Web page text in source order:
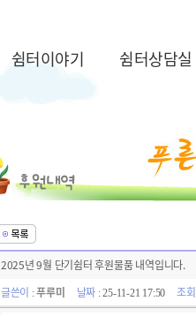
쉼터이야기 쉼터상담실
2025년 9월 단기쉼터 후원물품 내역입니다.
글쓴이 :푸루미 날짜 : 25-11-21 17:50조회